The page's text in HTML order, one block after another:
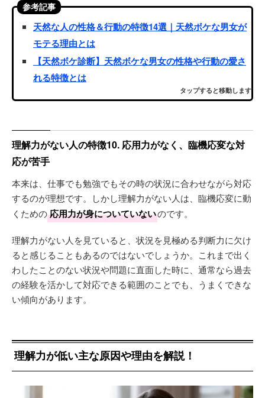
参考記事
天然な人の性格＆行動の特徴14選｜天然ボケな男女が
モテる理由とは
【天然ボケ診断】天然ボケな男女の性格や行動の愛さ
れる特徴とは
タップすると移動します
理解力がない人の特徴10. 応用力がなく、臨機応変な対
応が苦手
本来は、仕事でも勉強でもその時の状況に合わせながら対応
するのが理想です。しかし理解力がない人は、臨機応変に動
くための応用力が身についていないのです。
理解力がない人を見ていると、状況を見極める判断力に欠け
ると感じることもあるのではないでしょうか。これまで出く
わしたことのない状況や問題に直面した時に、通常なら過去
の経験を活かして対応できる範囲のことでも、うまくできな
い傾向があります。
理解力が低い主な原因や理由を解説！